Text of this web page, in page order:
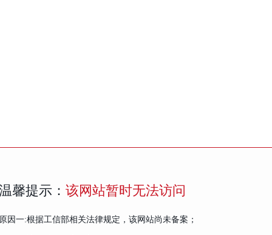
馨提示： 该网站暂时无法访问
因一:根据工信部相关法律规定，该网站尚未备案；